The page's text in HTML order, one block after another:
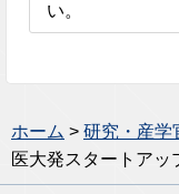
い。
ホーム > 研究・産学
医大発スタートアッ